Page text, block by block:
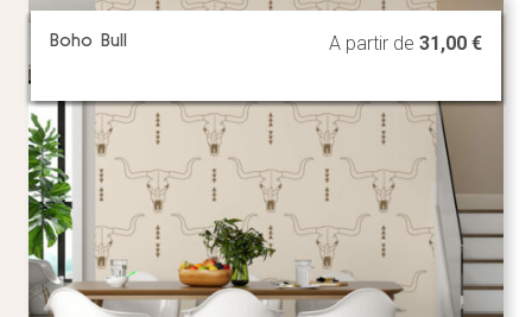
Boho Bull A partir de 31,00 €